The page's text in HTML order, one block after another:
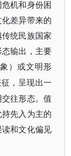
机和身份困
差异带来的
统民族国家
输出，主要
）或文明形
，呈现出一
往形态。值
先入为主的
和文化偏见